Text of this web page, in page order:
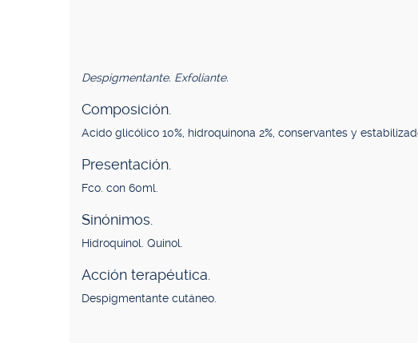
Despigmentante. Exfoliante.
Composición.
Acido glicólico 10%, hidroquinona 2%, conservantes y
Presentación.
Fco. con 60ml.
Sinónimos.
Hidroquinol. Quinol.
Acción terapéutica.
Despigmentante cutáneo.